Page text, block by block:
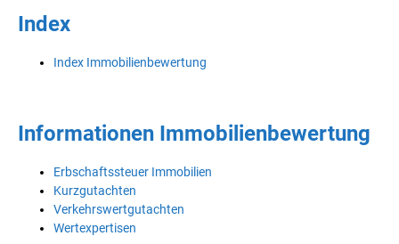
Index
Index Immobilienbewertung
Informationen Immobilienbewertung
Erbschaftssteuer Immobilien
Kurzgutachten
Verkehrswertgutachten
Wertexpertisen